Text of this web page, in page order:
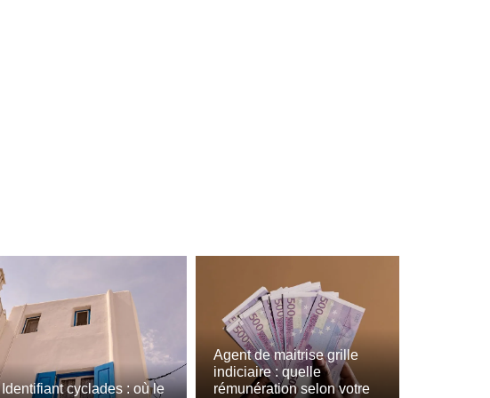
Identifiant cyclades : où le
Agent de maitrise grille
indiciaire : quelle
rémunération selon votre